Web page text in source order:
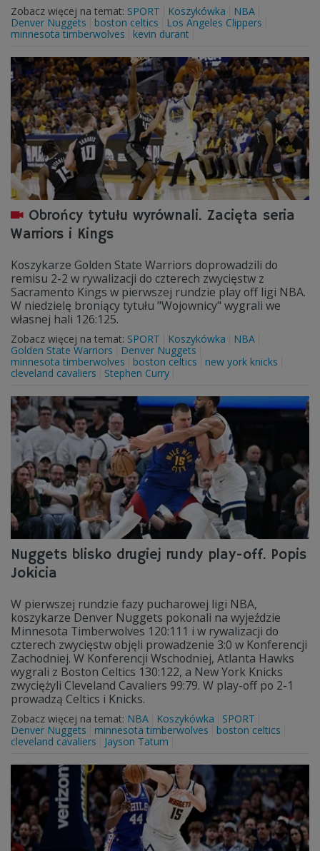
Zobacz więcej na temat: SPORT Koszykówka
NBA
Denver Nuggets
boston celtics
Los Angeles Clippers
minnesota timberwolves
kevin durant
Obrońcy tytułu wyrównali. Zacięta seria
Warriors i Kings
Koszykarze Golden State Warriors doprowadzili do
remisu 2-2 w rywalizacji do czterech zwycięstw z
Sacramento Kings w pierwszej rundzie play off ligi NBA.
W niedzielę broniący tytułu "Wojownicy" wygrali we
własnej hali 126:125.
Zobacz więcej na temat: SPORT Koszykówka
NBA
Golden State Warriors
Denver Nuggets
minnesota timberwolves
boston celtics
new york knicks
cleveland cavaliers
Stephen Curry
Nuggets blisko drugiej rundy play-off. Popis
Jokicia
W pierwszej rundzie fazy pucharowej ligi NBA,
koszykarze Denver Nuggets pokonali na wyjeździe
Minnesota Timberwolves 120:111 i w rywalizacji do
czterech zwycięstw objęli prowadzenie 3:0 w Konferencji
Zachodniej. W Konferencji Wschodniej, Atlanta Hawks
wygrali z Boston Celtics 130:122, a New York Knicks
zwyciężyli Cleveland Cavaliers 99:79. W play-off po 2-1
prowadzą Celtics i Knicks.
Zobacz więcej na temat: NBA Koszykówka
SPORT
Denver Nuggets
minnesota timberwolves
boston celtics
cleveland cavaliers
Jayson Tatum